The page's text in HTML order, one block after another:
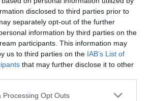
disclosed to third parties prior to
separately opt-out of the further
information by third parties on the
participants. This information may
us to third parties on the IAB’s List of
that may further disclose it to other
Processing Opt Outs
όπου μέχρι το τέλος του
ένα σημείο networking για
χώρου που ψάχνουν τον επόμενο ή
για τα projects τους. Στο χώρο
σε συγκεκριμένες μέρες και ώρες,
αναγνωρισμένες εικονογράφοι που
σε ατομικές συναντήσεις
portfolio reviews. Αν ψάχνεις το